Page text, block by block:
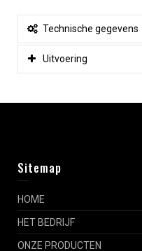
Technische gegevens
Uitvoering
Sitemap
HOME
HET BEDRIJF
ONZE PRODUCTEN